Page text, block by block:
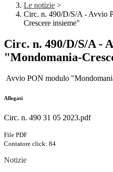
Le notizie >
Circ. n. 490/D/S/A - Avvio
Crescere insieme"
Circ. n. 490/D/S/A -
"Mondomania-
Avvio PON modulo
Allegati
Circ. n. 490 31 05 2023.pdf
File PDF
Contatore click: 84
Notizie